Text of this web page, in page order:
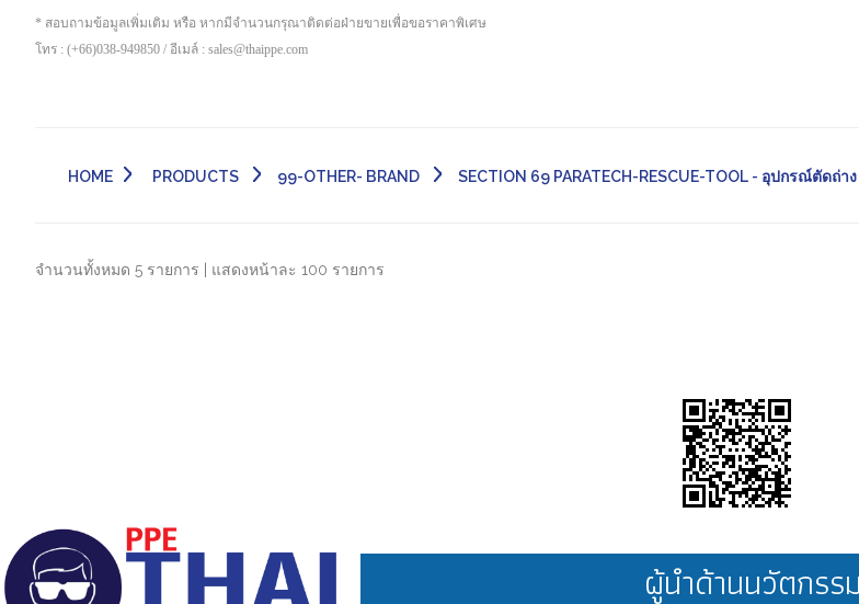
* สอบถามข้อมูลเพิ่มเติม หรือ หากมีจำนวนกรุณาติดต่อฝ่ายขายเพื่อขอราคาพิเศษ
โทร : (+66)038-949850 / อีเมล์ : sales@thaippe.com
HOME PRODUCTS 99-OTHER- BRAND SECTION 69 PARATECH-RESCUE-TOOL - อุปกรณ์ตัดถ่าง
จำนวนทั้งหมด 5 รายการ | แสดงหน้าละ 100 รายการ
ผู้นำด้านนวัตกร